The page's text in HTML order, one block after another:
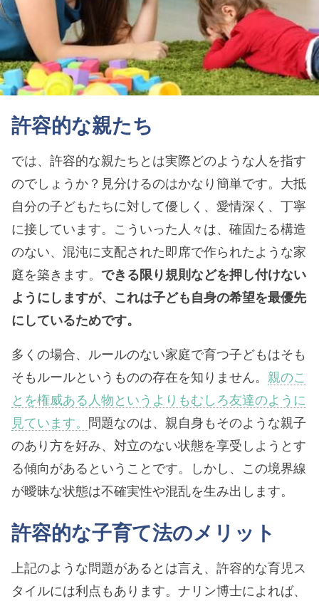
許容的な親たち
では、許容的な親たちとは実際どのような人を指す
のでしょうか？見分けるのはかなり簡単です。大抵
自分の子どもたちに対して優しく、愛情深く、丁寧
に接しています。こういった人々は、確固たる構造
のない、混沌に支配された即席で作られたような家
庭を築きます。 できる限り規則などを押し付けない
ようにしますが、これは子ども自身の希望を最優先
にしているためです。
多くの場合、ルールのない家庭で育つ子どもはそも
そもルールというものの存在を知りません。 親のこ
とを権威ある人物というよりもむしろ友達のように
見ています。 問題なのは、親自身もそのような親子
のあり方を好み、対立のない状態を享受しようとす
る傾向があるということです。しかし、この境界線
が曖昧な状態は不確実性や混乱を生み出します。
許容的な子育て法のメリット
上記のような問題があるとは言え、許容的な育児ス
タイルには利点もあります。ナリン博士によれば、